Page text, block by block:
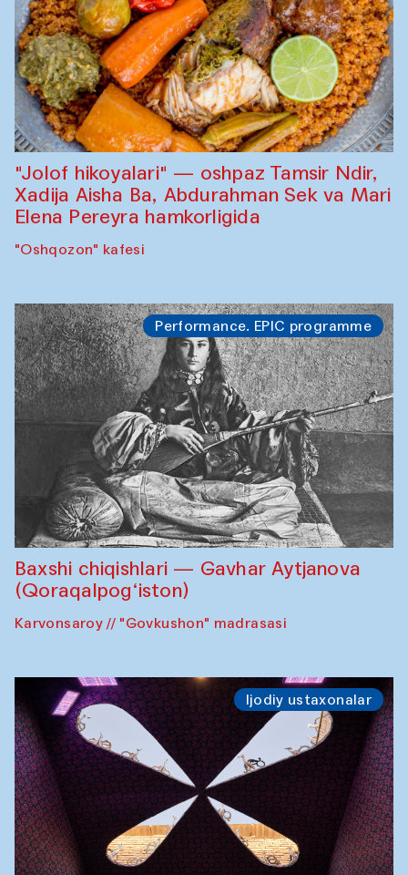
"Jolof hikoyalari" — oshpaz Tamsir Ndir,
Xadija Aisha Ba, Abdurahman Sek va Mari
Elena Pereyra hamkorligida
"Oshqozon" kafesi
Performance. EPIC programme
Baxshi chiqishlari — Gavhar Aytjanova
(Qoraqalpog‘iston)
Karvonsaroy // "Govkushon" madrasasi
Ijodiy ustaxonalar